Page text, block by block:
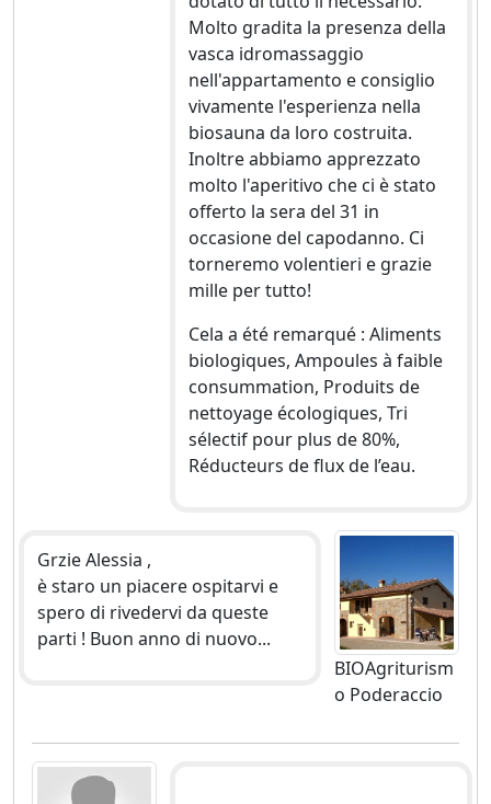
Molto gradita la presenza della
vasca idromassaggio
nell'appartamento e consiglio
vivamente l'esperienza nella
biosauna da loro costruita.
Inoltre abbiamo apprezzato
molto l'aperitivo che ci è stato
offerto la sera del 31 in
occasione del capodanno. Ci
torneremo volentieri e grazie
mille per tutto!
Cela a été remarqué : Aliments
biologiques, Ampoules à faible
consummation, Produits de
nettoyage écologiques, Tri
sélectif pour plus de 80%,
Réducteurs de flux de l’eau.
Grzie Alessia ,
è staro un piacere ospitarvi e
spero di rivedervi da queste
parti ! Buon anno di nuovo...
BIOAgriturism
o Poderaccio